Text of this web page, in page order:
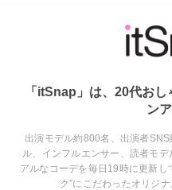
「itSnap」は、20代お
ン
出演モデル約800名、出演者
ル、インフルエンサー、読者モ
アルなコーデを毎日19時に更新し
ク”にこだわったオリジ